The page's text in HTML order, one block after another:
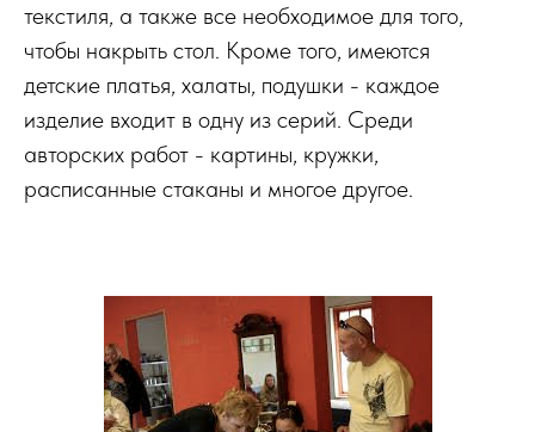
текстиля, а также все необходимое для того,
чтобы накрыть стол. Кроме того, имеются
детские платья, халаты, подушки - каждое
изделие входит в одну из серий. Среди
авторских работ - картины, кружки,
расписанные стаканы и многое другое.